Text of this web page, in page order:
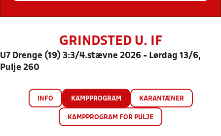
GRINDSTED U. IF
U7 Drenge (19) 3:3/4.stævne 2026 - Lørdag 13/6,
Pulje 260
INFO KAMPPROGRAM KARANTÆNER
KAMPPROGRAM FOR PULJE